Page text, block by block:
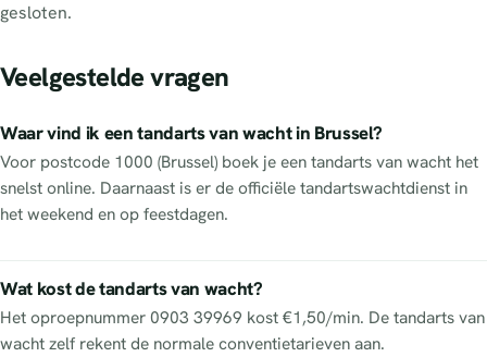
gesloten.
Veelgestelde vragen
Waar vind ik een tandarts van wacht in Brussel?
Voor postcode 1000 (Brussel) boek je een tandarts van wacht het
snelst online. Daarnaast is er de officiële tandartswachtdienst in
het weekend en op feestdagen.
Wat kost de tandarts van wacht?
Het oproepnummer 0903 39969 kost €1,50/min. De tandarts van
wacht zelf rekent de normale conventietarieven aan.